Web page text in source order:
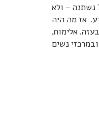
נשתנה – ולא
אז מה היה
אלימות.
ובמרכזי נשים